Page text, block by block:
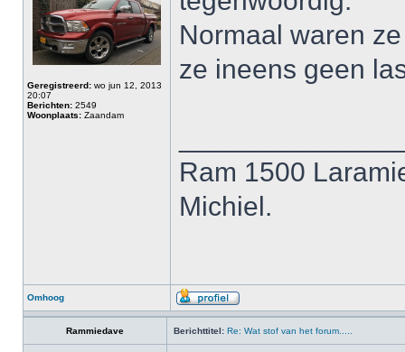
Geregistreerd: wo jun 12, 2013
20:07
Berichten: 2549
Woonplaats: Zaandam
Normaal waren
ze ineens geen
Ram 1500
Michiel.
Omhoog
Rammiedave Berichttitel: Re: Wat stof van het forum.....